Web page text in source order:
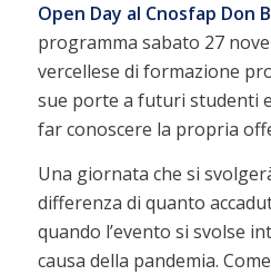
Open Day al Cnosfap Don
programma sabato 27
vercellese di formazione
sue porte a futuri studenti
far conoscere la propria
Una giornata che si
differenza di quanto
quando l’evento si svolse
causa della pandemia.